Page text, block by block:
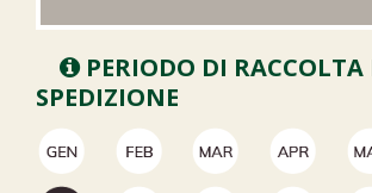
PERIODO DI RACCOLTA
SPEDIZIONE